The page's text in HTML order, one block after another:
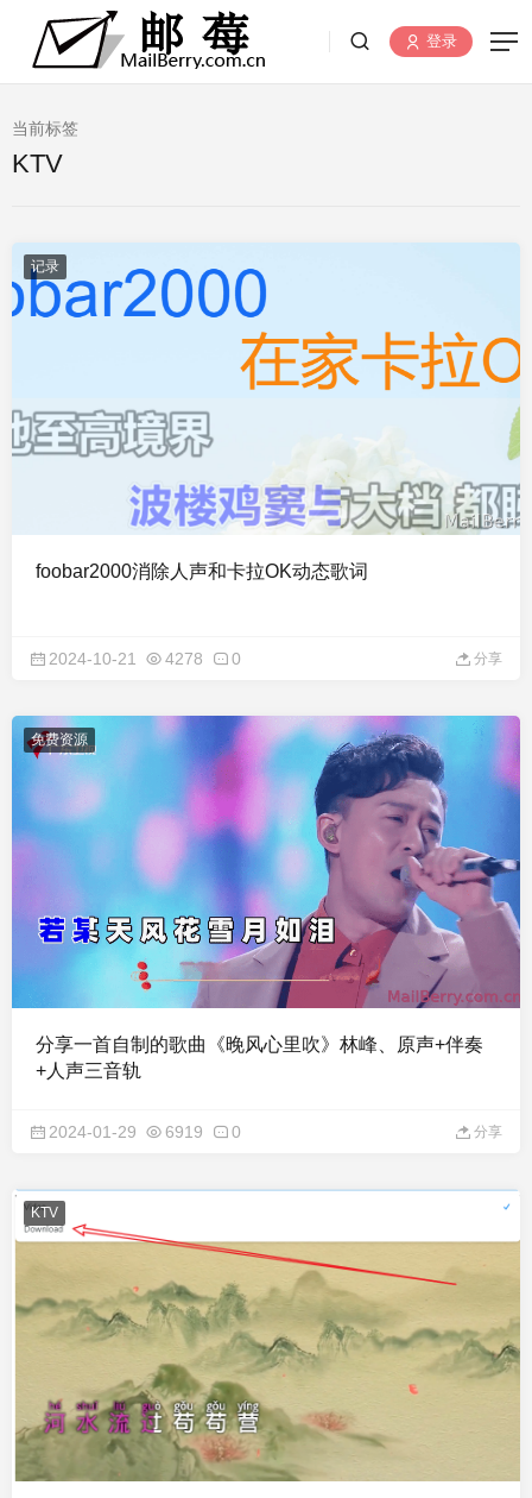
登录
当前标签
KTV
记录
foobar2000消除人声和卡拉OK动态歌词
2024-10-21 4278 0 分享
免费资源
分享一首自制的歌曲《晚风心里吹》林峰、原声+伴奏
+人声三音轨
2024-01-29 6919 0 分享
KTV